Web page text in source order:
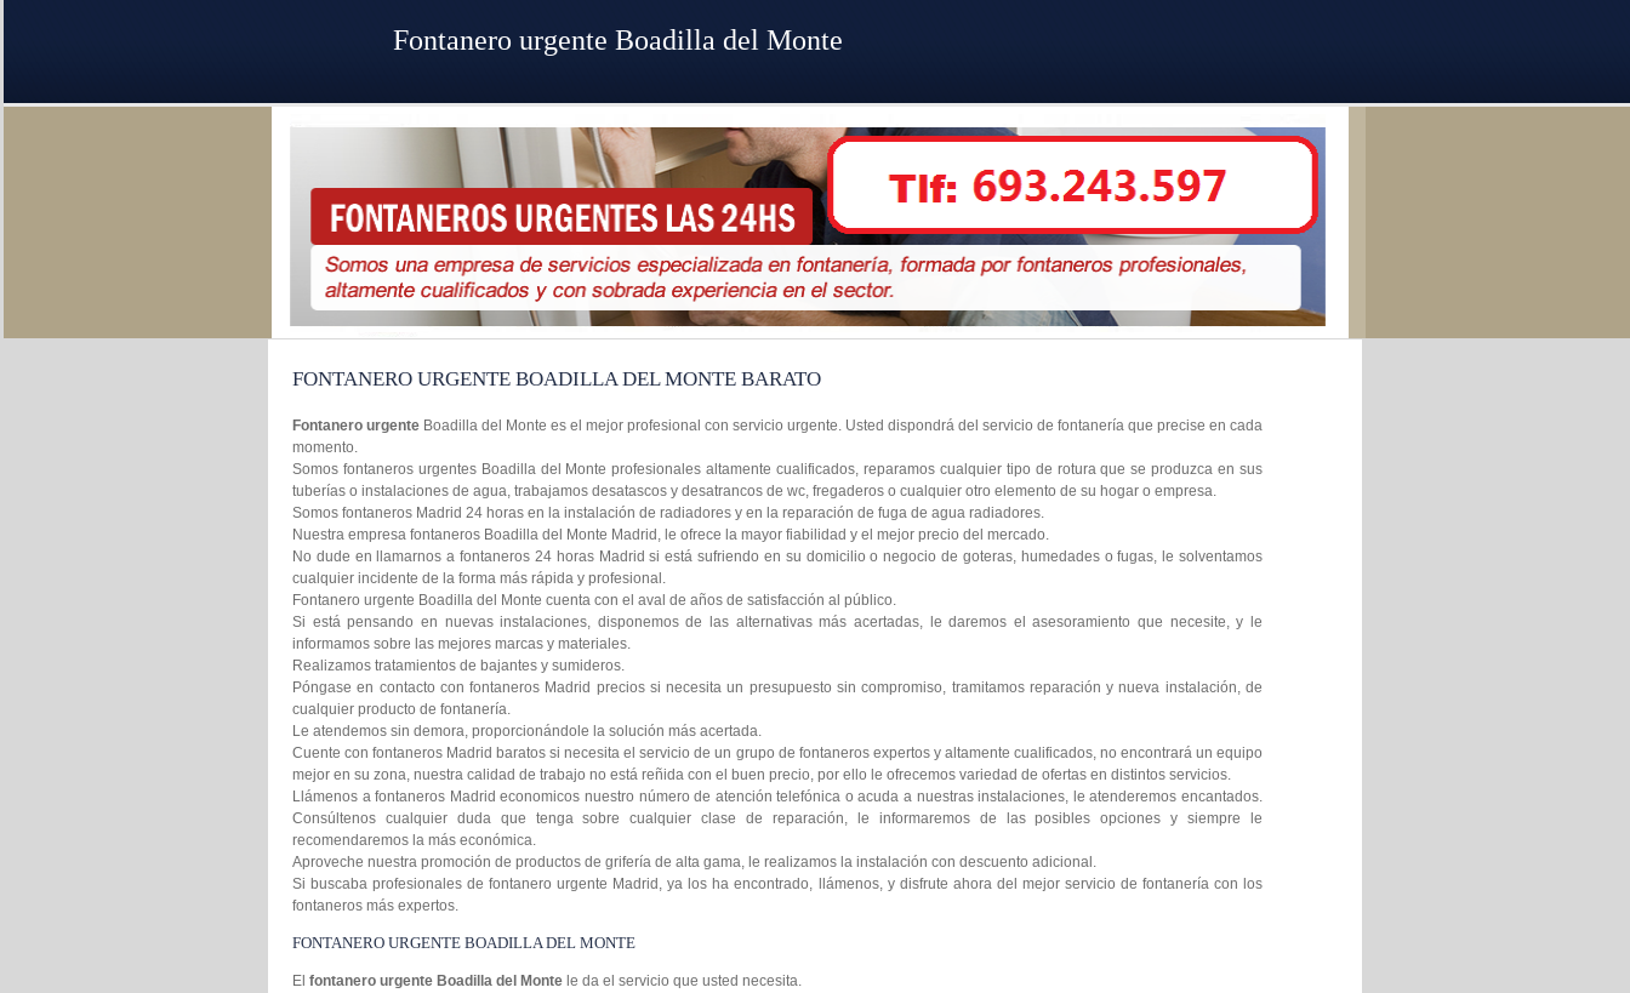
FONTANERO URGENTE BOADILLA DEL MONTE BARATO
Fontanero urgente Boadilla del Monte es el mejor profesional con servicio urgente. Usted dispondrá del servicio de fontanería que precise en cada
momento.
Somos fontaneros urgentes Boadilla del Monte profesionales altamente cualificados, reparamos cualquier tipo de rotura que se produzca en sus
tuberías o instalaciones de agua, trabajamos desatascos y desatrancos de wc, fregaderos o cualquier otro elemento de su hogar o empresa.
Somos fontaneros Madrid 24 horas en la instalación de radiadores y en la reparación de fuga de agua radiadores.
Nuestra empresa fontaneros Boadilla del Monte Madrid, le ofrece la mayor fiabilidad y el mejor precio del mercado.
No dude en llamarnos a fontaneros 24 horas Madrid si está sufriendo en su domicilio o negocio de goteras, humedades o fugas, le solventamos
cualquier incidente de la forma más rápida y profesional.
Fontanero urgente Boadilla del Monte cuenta con el aval de años de satisfacción al público.
Si está pensando en nuevas instalaciones, disponemos de las alternativas más acertadas, le daremos el asesoramiento que necesite, y le
informamos sobre las mejores marcas y materiales.
Realizamos tratamientos de bajantes y sumideros.
Póngase en contacto con fontaneros Madrid precios si necesita un presupuesto sin compromiso, tramitamos reparación y nueva instalación, de
cualquier producto de fontanería.
Le atendemos sin demora, proporcionándole la solución más acertada.
Cuente con fontaneros Madrid baratos si necesita el servicio de un grupo de fontaneros expertos y altamente cualificados, no encontrará un equipo
mejor en su zona, nuestra calidad de trabajo no está reñida con el buen precio, por ello le ofrecemos variedad de ofertas en distintos servicios.
Llámenos a fontaneros Madrid economicos nuestro número de atención telefónica o acuda a nuestras instalaciones, le atenderemos encantados.
Consúltenos cualquier duda que tenga sobre cualquier clase de reparación, le informaremos de las posibles opciones y siempre le
recomendaremos la más económica.
Aproveche nuestra promoción de productos de grifería de alta gama, le realizamos la instalación con descuento adicional.
Si buscaba profesionales de fontanero urgente Madrid, ya los ha encontrado, llámenos, y disfrute ahora del mejor servicio de fontanería con los
fontaneros más expertos.
FONTANERO URGENTE BOADILLA DEL MONTE
El fontanero urgente Boadilla del Monte le da el servicio que usted necesita.
Fontanero urgente Boadilla del Monte